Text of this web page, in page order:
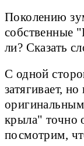
Поколению
собственные
ли? Сказать
С одной
затягивает,
крыла" точно
посмотрим,